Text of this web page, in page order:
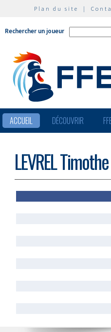
Plan du site |
Rechercher un joueur
ACCUEIL DÉCOUVRIR
LEVREL Timothe